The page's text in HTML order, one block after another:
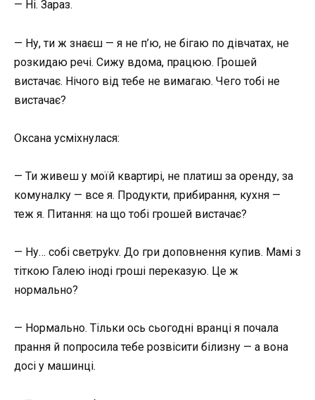
— Ні. Зараз.
— Ну, ти ж знаєш — я не п’ю, не бігаю по дівчатах, не
розкидаю речі. Сижу вдома, працюю. Грошей
вистачає. Нічого від тебе не вимагаю. Чего тобі не
вистачає?
Оксана усміхнулася:
— Ти живеш у моїй квартирі, не платиш за оренду, за
комуналку — все я. Продукти, прибирання, кухня —
теж я. Питання: на що тобі грошей вистачає?
— Ну… собі светрykv. До гри доповнення купив. Мамі з
тіткою Галею іноді гроші переказую. Це ж
нормально?
— Нормально. Тільки ось сьогодні вранці я почала
прання й попросила тебе розвісити білизну — а вона
досі у машинці.